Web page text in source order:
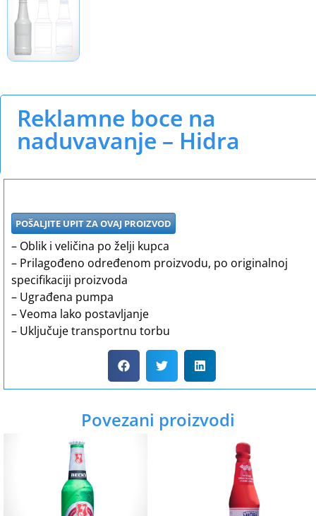
Reklamne boce na
naduvavanje – Hidra
POŠALJITE UPIT ZA OVAJ PROIZVOD
– Oblik i veličina po želji kupca
– Prilagođeno određenom proizvodu, po originalnoj
specifikaciji proizvoda
– Ugrađena pumpa
– Veoma lako postavljanje
– Uključuje transportnu torbu
Povezani proizvodi